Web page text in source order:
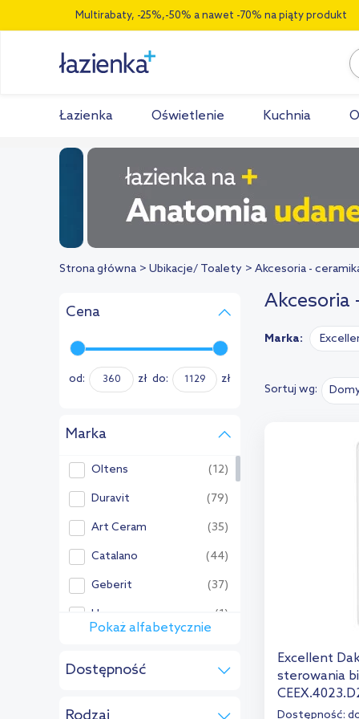
Multirabaty, -25%,-50% a nawet -70% na piąty produkt
Łazienka Oświetlenie Kuchnia
Strona główna Ubikacje/ Toalety Akcesoria -
Cena
od: zł do: zł
Marka
Oltens (12)
Duravit (79)
Art Ceram (35)
Catalano (44)
Geberit (37)
Hagser (1)
Aqualine (4)
Pokaż alfabetycznie
Dostępność
Rodzaj
Akcesoria
Marka:
Sortuj wg:
Excellent
sterowania
Dostępność: